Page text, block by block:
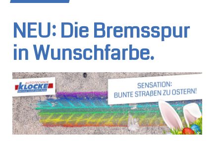
NEU: Die Bremsspur
in Wunschfarbe.